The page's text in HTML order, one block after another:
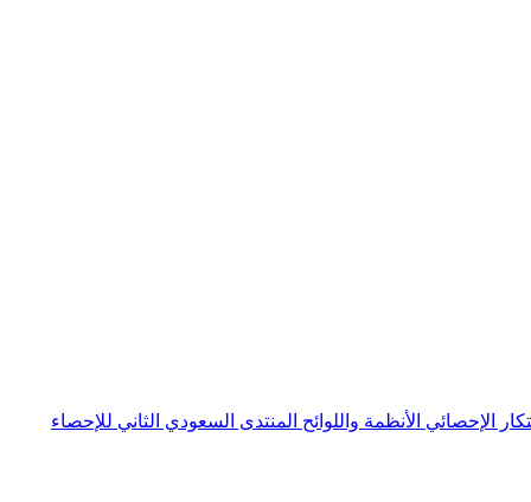
الإحصائي الأنظمة واللوائح المنتدى السعودي الثاني للإحصاء